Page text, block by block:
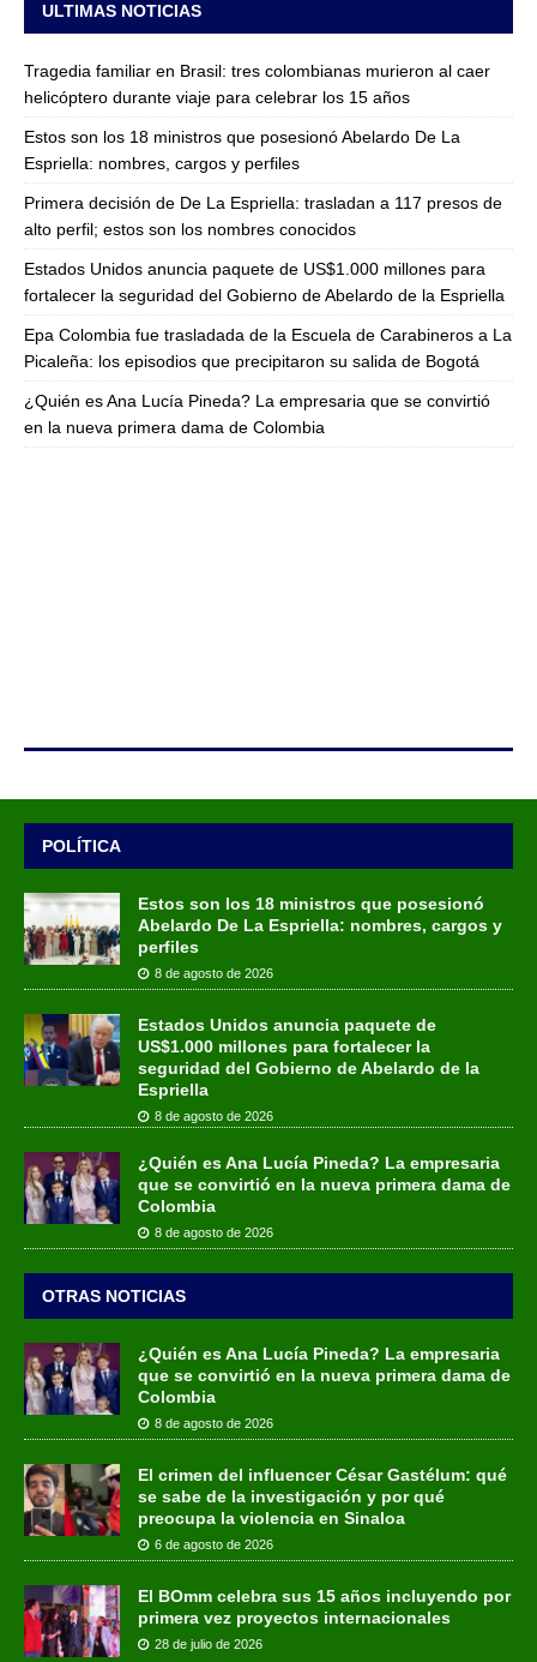
ULTIMAS NOTICIAS
Tragedia familiar en Brasil: tres colombianas murieron al caer
helicóptero durante viaje para celebrar los 15 años
Estos son los 18 ministros que posesionó Abelardo De La
Espriella: nombres, cargos y perfiles
Primera decisión de De La Espriella: trasladan a 117 presos de
alto perfil; estos son los nombres conocidos
Estados Unidos anuncia paquete de US$1.000 millones para
fortalecer la seguridad del Gobierno de Abelardo de la Espriella
Epa Colombia fue trasladada de la Escuela de Carabineros a La
Picaleña: los episodios que precipitaron su salida de Bogotá
¿Quién es Ana Lucía Pineda? La empresaria que se convirtió
en la nueva primera dama de Colombia
POLÍTICA
Estos son los 18 ministros que posesionó
Abelardo De La Espriella: nombres, cargos y
perfiles
8 de agosto de 2026
Estados Unidos anuncia paquete de
US$1.000 millones para fortalecer la
seguridad del Gobierno de Abelardo de la
Espriella
8 de agosto de 2026
¿Quién es Ana Lucía Pineda? La empresaria
que se convirtió en la nueva primera dama de
Colombia
8 de agosto de 2026
OTRAS NOTICIAS
¿Quién es Ana Lucía Pineda? La empresaria
que se convirtió en la nueva primera dama de
Colombia
8 de agosto de 2026
El crimen del influencer César Gastélum: qué
se sabe de la investigación y por qué
preocupa la violencia en Sinaloa
6 de agosto de 2026
El BOmm celebra sus 15 años incluyendo por
primera vez proyectos internacionales
28 de julio de 2026